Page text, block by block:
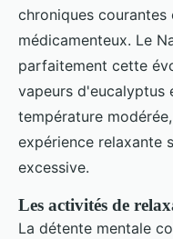
chroniques
médicamenteux. Le
parfaitement cette
vapeurs d'eucalyptus
température
expérience relaxante
excessive.
Les activités de
La détente mentale